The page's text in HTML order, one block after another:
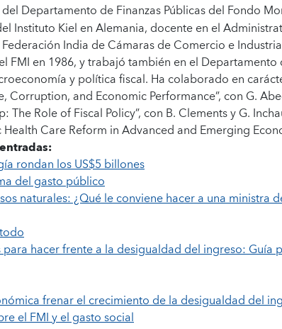
Departamento de Finanzas Públicas del Fondo
Instituto Kiel en Alemania, docente en el
India de Cámaras de Comercio e
FMI en 1986, y trabajó también en el Departamento
y política fiscal. Ha colaborado en
and Economic Performance”, con G.
Role of Fiscal Policy”, con B. Clements y G.
Care Reform in Advanced and Emerging
rondan los US$5 billones
del gasto público
naturales: ¿Qué le conviene hacer a una ministra
hacer frente a la desigualdad del ingreso: Guía
frenar el crecimiento de la desigualdad del
el FMI y el gasto social